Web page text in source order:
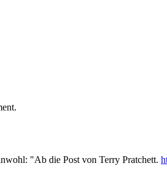
"Ab die Post von Terry Pratchett.